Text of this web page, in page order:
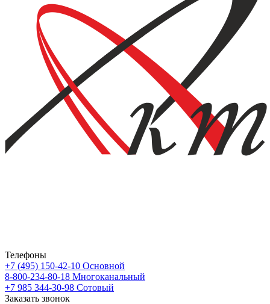
Телефоны
+7 (495) 150-42-10 Основной
8-800-234-80-18 Многоканальный
+7 985 344-30-98 Сотовый
Заказать звонок